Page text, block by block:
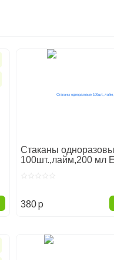
Стаканы
100шт.,лайм,200 мл
380p